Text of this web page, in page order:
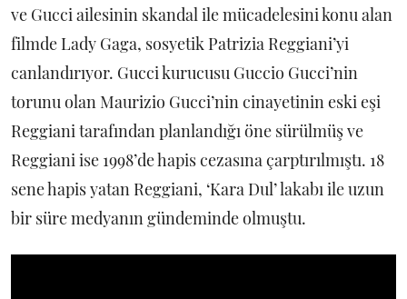
ve Gucci ailesinin skandal ile mücadelesini konu alan
filmde Lady Gaga, sosyetik Patrizia Reggiani’yi
canlandırıyor. Gucci kurucusu Guccio Gucci’nin
torunu olan Maurizio Gucci’nin cinayetinin eski eşi
Reggiani tarafından planlandığı öne sürülmüş ve
Reggiani ise 1998’de hapis cezasına çarptırılmıştı. 18
sene hapis yatan Reggiani, ‘Kara Dul’ lakabı ile uzun
bir süre medyanın gündeminde olmuştu.